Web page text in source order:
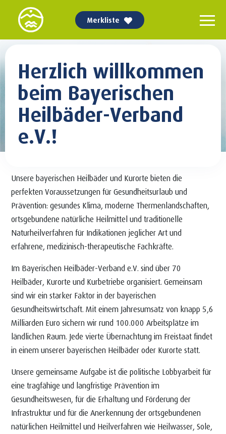
Merkliste
Herzlich willkommen
beim Bayerischen
Heilbäder-Verband
e.V.!
Unsere bayerischen Heilbäder und Kurorte bieten die
perfekten Voraussetzungen für Gesundheitsurlaub und
Prävention: gesundes Klima, moderne Thermenlandschaften,
ortsgebundene natürliche Heilmittel und traditionelle
Naturheilverfahren für Indikationen jeglicher Art und
erfahrene, medizinisch-therapeutische Fachkräfte.
Im Bayerischen Heilbäder-Verband e.V. sind über 70
Heilbäder, Kurorte und Kurbetriebe organisiert. Gemeinsam
sind wir ein starker Faktor in der bayerischen
Gesundheitswirtschaft. Mit einem Jahresumsatz von knapp 5,6
Milliarden Euro sichern wir rund 100.000 Arbeitsplätze im
ländlichen Raum. Jede vierte Übernachtung im Freistaat findet
in einem unserer bayerischen Heilbäder oder Kurorte statt.
Unsere gemeinsame Aufgabe ist die politische Lobbyarbeit für
eine tragfähige und langfristige Prävention im
Gesundheitswesen, für die Erhaltung und Förderung der
Infrastruktur und für die Anerkennung der ortsgebundenen
natürlichen Heilmittel und Heilverfahren wie Heilwasser, Sole,